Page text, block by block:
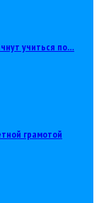
учиться по…
грамотой